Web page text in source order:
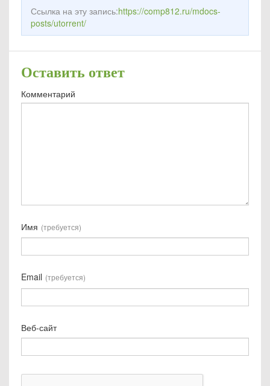
Ссылка на эту запись:https://comp812.ru/mdocs-
posts/utorrent/
Оставить ответ
Комментарий
Имя (требуется)
Email (требуется)
Веб-сайт